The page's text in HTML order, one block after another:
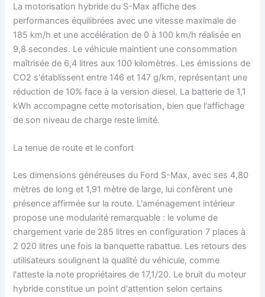
La motorisation hybride du S-Max affiche des
performances équilibrées avec une vitesse maximale de
185 km/h et une accélération de 0 à 100 km/h réalisée en
9,8 secondes. Le véhicule maintient une consommation
maîtrisée de 6,4 litres aux 100 kilomètres. Les émissions de
CO2 s'établissent entre 146 et 147 g/km, représentant une
réduction de 10% face à la version diesel. La batterie de 1,1
kWh accompagne cette motorisation, bien que l'affichage
de son niveau de charge reste limité.
La tenue de route et le confort
Les dimensions généreuses du Ford S-Max, avec ses 4,80
mètres de long et 1,91 mètre de large, lui confèrent une
présence affirmée sur la route. L'aménagement intérieur
propose une modularité remarquable : le volume de
chargement varie de 285 litres en configuration 7 places à
2 020 litres une fois la banquette rabattue. Les retours des
utilisateurs soulignent la qualité du véhicule, comme
l'atteste la note propriétaires de 17,1/20. Le bruit du moteur
hybride constitue un point d'attention selon certains